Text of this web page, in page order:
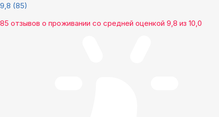
9,8 (85)
85 отзывов о проживании со средней оценкой 9,8 из 10,0